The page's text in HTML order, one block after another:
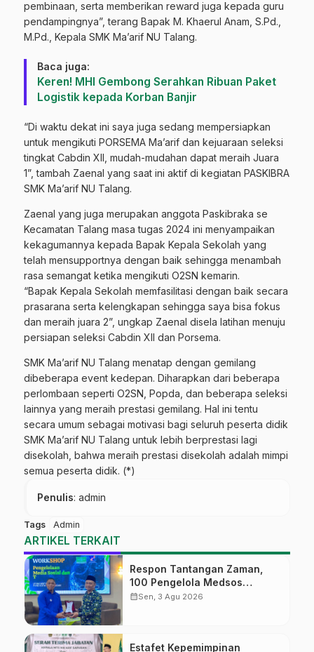
pembinaan, serta memberikan reward juga kepada guru
pendampingnya”, terang Bapak M. Khaerul Anam, S.Pd.,
M.Pd., Kepala SMK Ma’arif NU Talang.
Baca juga:
Keren! MHI Gembong Serahkan Ribuan Paket
Logistik kepada Korban Banjir
“Di waktu dekat ini saya juga sedang mempersiapkan
untuk mengikuti PORSEMA Ma’arif dan kejuaraan seleksi
tingkat Cabdin XII, mudah-mudahan dapat meraih Juara
1”, tambah Zaenal yang saat ini aktif di kegiatan PASKIBRA
SMK Ma’arif NU Talang.
Zaenal yang juga merupakan anggota Paskibraka se
Kecamatan Talang masa tugas 2024 ini menyampaikan
kekagumannya kepada Bapak Kepala Sekolah yang
telah mensupportnya dengan baik sehingga menambah
rasa semangat ketika mengikuti O2SN kemarin.
“Bapak Kepala Sekolah memfasilitasi dengan baik secara
prasarana serta kelengkapan sehingga saya bisa fokus
dan meraih juara 2”, ungkap Zaenal disela latihan menuju
persiapan seleksi Cabdin XII dan Porsema.
SMK Ma’arif NU Talang menatap dengan gemilang
dibeberapa event kedepan. Diharapkan dari beberapa
perlombaan seperti O2SN, Popda, dan beberapa seleksi
lainnya yang meraih prestasi gemilang. Hal ini tentu
secara umum sebagai motivasi bagi seluruh peserta didik
SMK Ma’arif NU Talang untuk lebih berprestasi lagi
disekolah, bahwa meraih prestasi disekolah adalah mimpi
semua peserta didik. (*)
Penulis: admin
Tags Admin
ARTIKEL TERKAIT
Respon Tantangan Zaman,
100 Pengelola Medsos
Sekolah Ma’arif Pekalongan
calendar_monthSen, 3 Agu 2026
Estafet Kepemimpinan